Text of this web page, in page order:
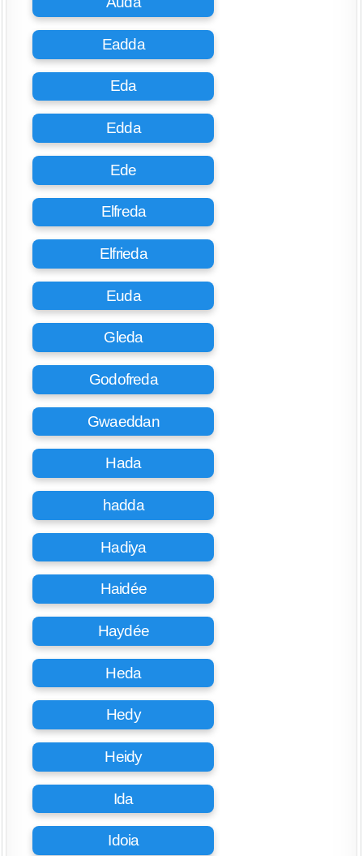
Eadda
Eda
Edda
Ede
Elfreda
Elfrieda
Euda
Gleda
Godofreda
Gwaeddan
Hada
hadda
Hadiya
Haidée
Haydée
Heda
Hedy
Heidy
Ida
Idoia